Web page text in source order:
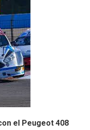
el Peugeot 408